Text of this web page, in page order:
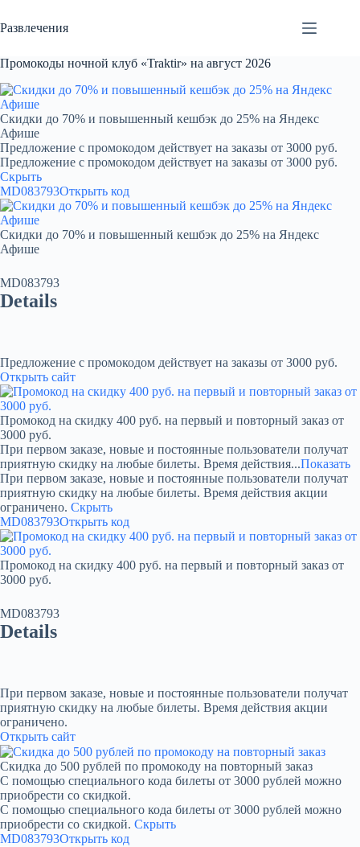
к
сути
Развлечения
Промокоды ночной клуб «Traktir» на август 2026
Скидки до 70% и повышенный кешбэк до 25% на Яндекс
Афише
Предложение с промокодом действует на заказы от 3000 руб.
Предложение с промокодом действует на заказы от 3000 руб.
Скрыть
MD083793Открыть код
Скидки до 70% и повышенный кешбэк до 25% на Яндекс
Афише
MD083793
Details
Предложение с промокодом действует на заказы от 3000 руб.
Открыть сайт
Промокод на скидку 400 руб. на первый и повторный заказ от
3000 руб.
При первом заказе, новые и постоянные пользователи получат
приятную скидку на любые билеты. Время действия...Показать
При первом заказе, новые и постоянные пользователи получат
приятную скидку на любые билеты. Время действия акции
ограничено. Скрыть
MD083793Открыть код
Промокод на скидку 400 руб. на первый и повторный заказ от
3000 руб.
MD083793
Details
При первом заказе, новые и постоянные пользователи получат
приятную скидку на любые билеты. Время действия акции
ограничено.
Открыть сайт
Скидка до 500 рублей по промокоду на повторный заказ
С помощью специального кода билеты от 3000 рублей можно
приобрести со скидкой.
С помощью специального кода билеты от 3000 рублей можно
приобрести со скидкой. Скрыть
MD083793Открыть код